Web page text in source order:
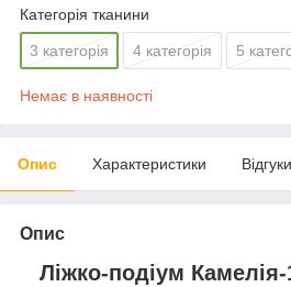
Категорія тканини
3 категорія 4 категорія 5
Немає в наявності
Опис Характеристики
Опис
Ліжко-подіум Камелія-